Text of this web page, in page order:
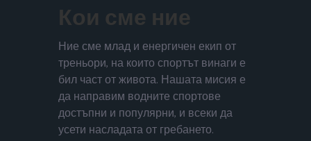
Кои сме ние
Ние сме млад и енергичен екип от
треньори, на които спортът винаги е
бил част от живота. Нашата мисия е
да направим водните спортове
достъпни и популярни, и всеки да
усети насладата от гребането.